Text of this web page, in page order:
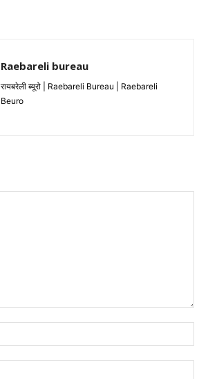
Raebareli bureau
रायबरेली ब्यूरो | Raebareli Bureau | Raebareli
Beuro